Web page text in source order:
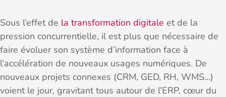
Sous l’effet de la transformation digitale et de la
pression concurrentielle, il est plus que nécessaire de
faire évoluer son système d’information face à
l’accélération de nouveaux usages numériques. De
nouveaux projets connexes (CRM, GED, RH, WMS…)
voient le jour, gravitant tous autour de l’ERP, cœur du